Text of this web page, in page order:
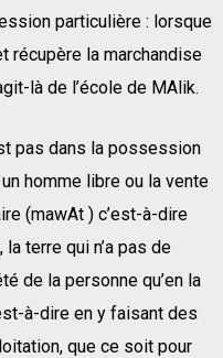
particulière : lorsque
récupère la marchandise
là de l’école de MAlik.
pas dans la possession
homme libre ou la vente
(mawAt ) c’est-à-dire
terre qui n’a pas de
de la personne qu’en la
à-dire en y faisant des
que ce soit pour